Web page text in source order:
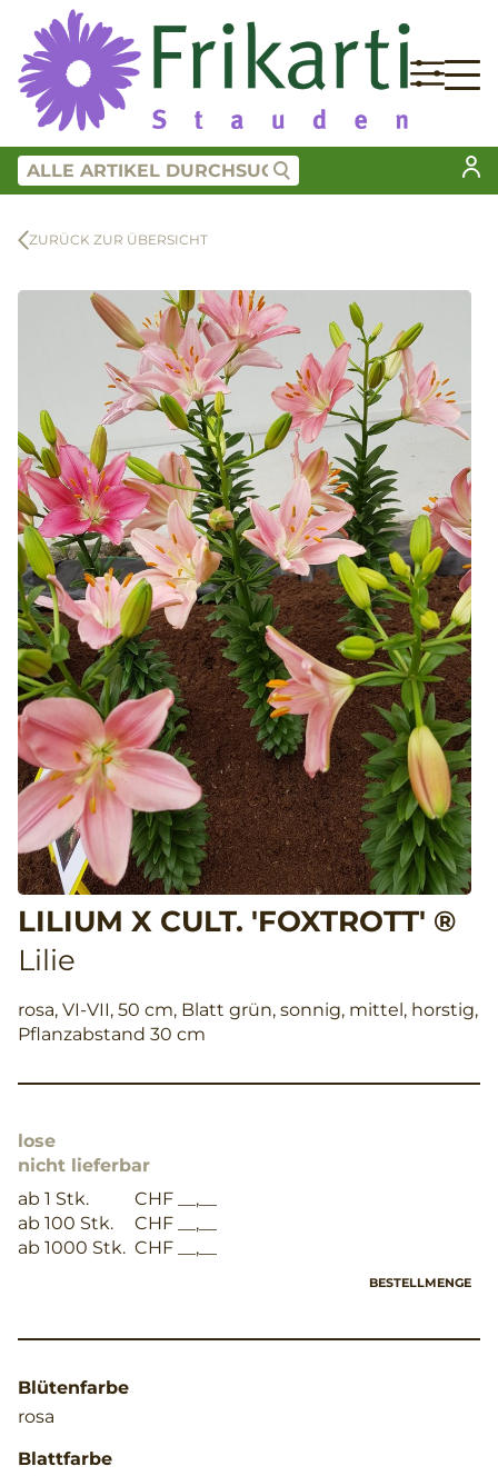
ZURÜCK ZUR ÜBERSICHT
LILIUM X CULT. 'FOXTROTT' ®
Lilie
rosa, VI-VII, 50 cm, Blatt grün, sonnig, mittel, horstig,
Pflanzabstand 30 cm
lose
nicht lieferbar
ab 1 Stk.
CHF __,__
ab 100 Stk.
CHF __,__
ab 1000 Stk. CHF __,__
BESTELLMENGE
Blütenfarbe
rosa
Blattfarbe